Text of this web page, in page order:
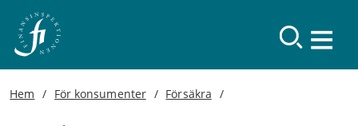
Hem För konsumenter Försäkra